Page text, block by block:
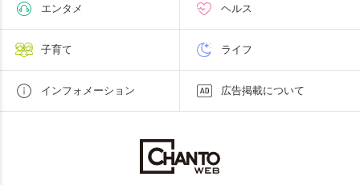
エンタメ ヘルス
子育て ライフ
インフォメーション 広告掲載について